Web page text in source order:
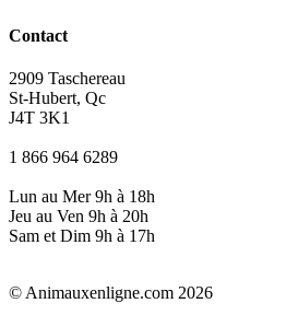
Contact
2909 Taschereau
St-Hubert, Qc
J4T 3K1
1 866 964 6289
Lun au Mer 9h à 18h
Jeu au Ven 9h à 20h
Sam et Dim 9h à 17h
© Animauxenligne.com 2026